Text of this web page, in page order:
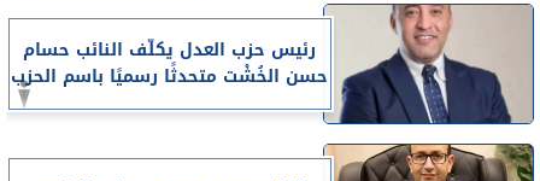
رئيس حزب العدل يكلّف النائب حسام
حسن الخُشْت متحدثًا رسميًا باسم الحزب